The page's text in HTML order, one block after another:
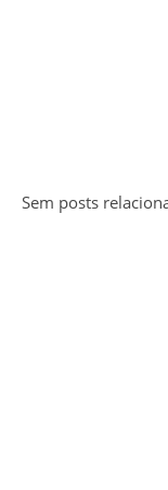
Sem posts